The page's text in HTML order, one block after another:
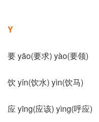
Y
要 yāo(要求) yào(要领)
饮 yǐn(饮水) yìn(饮马)
应 yīng(应该) yìng(呼应)